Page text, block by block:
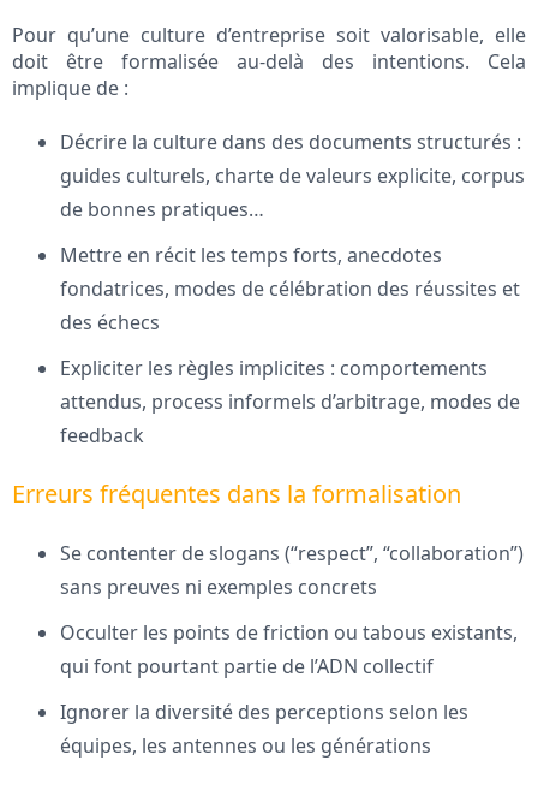
Pour qu’une culture d’entreprise soit valorisable, elle
doit être formalisée au-delà des intentions. Cela
implique de :
Décrire la culture dans des documents structurés :
guides culturels, charte de valeurs explicite, corpus
de bonnes pratiques…
Mettre en récit les temps forts, anecdotes
fondatrices, modes de célébration des réussites et
des échecs
Expliciter les règles implicites : comportements
attendus, process informels d’arbitrage, modes de
feedback
Erreurs fréquentes dans la formalisation
Se contenter de slogans (“respect”, “collaboration”)
sans preuves ni exemples concrets
Occulter les points de friction ou tabous existants,
qui font pourtant partie de l’ADN collectif
Ignorer la diversité des perceptions selon les
équipes, les antennes ou les générations